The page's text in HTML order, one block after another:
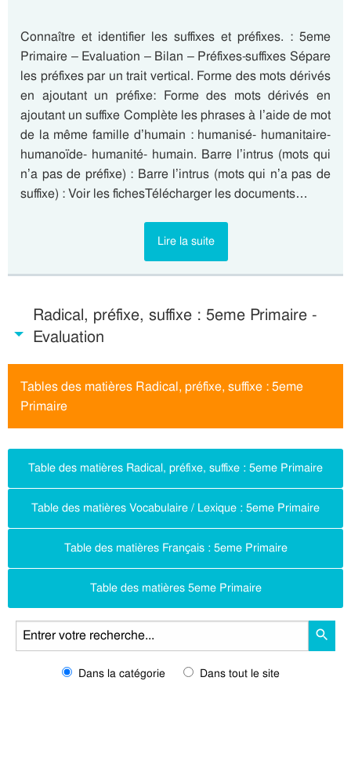
Connaître et identifier les suffixes et préfixes. : 5eme
Primaire – Evaluation – Bilan – Préfixes-suffixes Sépare
les préfixes par un trait vertical. Forme des mots dérivés
en ajoutant un préfixe: Forme des mots dérivés en
ajoutant un suffixe Complète les phrases à l’aide de mot
de la même famille d’humain : humanisé- humanitaire-
humanoïde- humanité- humain. Barre l’intrus (mots qui
n’a pas de préfixe) : Barre l’intrus (mots qui n’a pas de
suffixe) : Voir les fichesTélécharger les documents…
Lire la suite
Radical, préfixe, suffixe : 5eme Primaire -
Evaluation
Tables des matières Radical, préfixe, suffixe : 5eme
Primaire
Table des matières Radical, préfixe, suffixe : 5eme Primaire
Table des matières Vocabulaire / Lexique : 5eme Primaire
Table des matières Français : 5eme Primaire
Table des matières 5eme Primaire
Dans la catégorie Dans tout le site